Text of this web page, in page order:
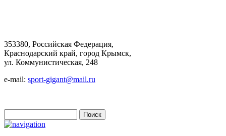
353380, Российская Федерация,
Краснодарский край, город Крымск,
ул. Коммунистическая, 248
e-mail: sport-gigant@mail.ru
Форма поиска